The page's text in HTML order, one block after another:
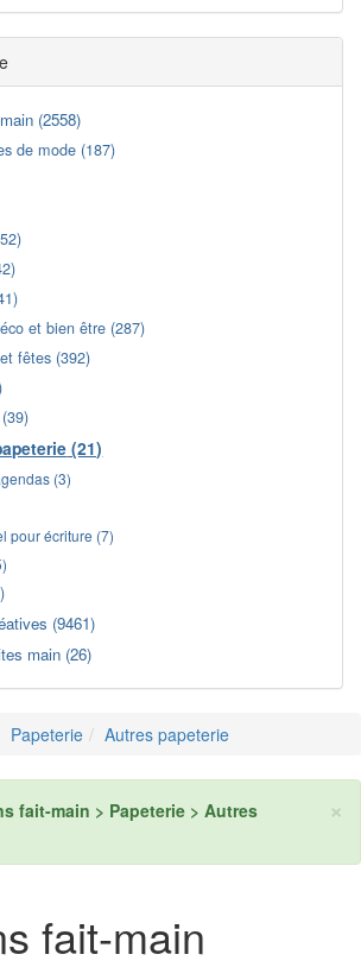
(2558)
de mode (187)
et bien être (287)
fêtes (392)
(39)
(21)
(3)
pour écriture (7)
(9461)
main (26)
Papeterie Autres papeterie
×
fait-main > Papeterie > Autres
fait-main